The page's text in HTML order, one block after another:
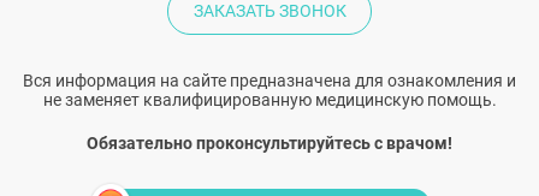
ЗАКАЗАТЬ ЗВОНОК
Вся информация на сайте предназначена для ознакомления и
не заменяет квалифицированную медицинскую помощь.
Обязательно проконсультируйтесь с врачом!